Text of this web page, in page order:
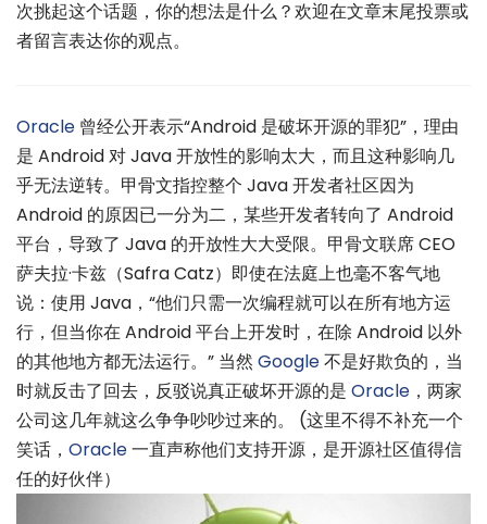
次挑起这个话题，你的想法是什么？欢迎在文章末尾投票或
者留言表达你的观点。
Oracle 曾经公开表示“Android 是破坏开源的罪犯”，理由
是 Android 对 Java 开放性的影响太大，而且这种影响几
乎无法逆转。甲骨文指控整个 Java 开发者社区因为
Android 的原因已一分为二，某些开发者转向了 Android
平台，导致了 Java 的开放性大大受限。甲骨文联席 CEO
萨夫拉·卡兹（Safra Catz）即使在法庭上也毫不客气地
说：使用 Java，“他们只需一次编程就可以在所有地方运
行，但当你在 Android 平台上开发时，在除 Android 以外
的其他地方都无法运行。” 当然 Google不是好欺负的，当
时就反击了回去，反驳说真正破坏开源的是 Oracle ，两家
公司这几年就这么争争吵吵过来的。 (这里不得不补充一个
笑话， Oracle一直声称他们支持开源，是开源社区值得信
任的好伙伴）